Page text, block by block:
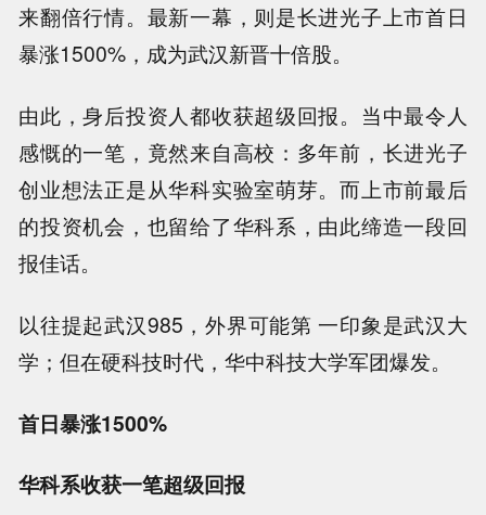
来翻倍行情。最新一幕，则是长进光子上市首日
暴涨1500%，成为武汉新晋十倍股。
由此，身后投资人都收获超级回报。当中最令人
感慨的一笔，竟然来自高校：多年前，长进光子
创业想法正是从华科实验室萌芽。而上市前最后
的投资机会，也留给了华科系，由此缔造一段回
报佳话。
以往提起武汉985，外界可能第 一印象是武汉大
学；但在硬科技时代，华中科技大学军团爆发。
首日暴涨1500%
华科系收获一笔超级回报